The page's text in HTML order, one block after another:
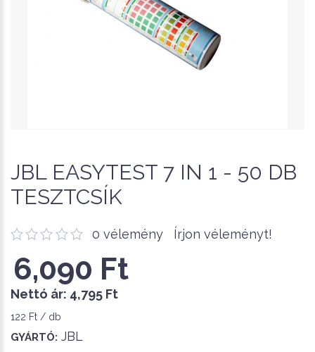
JBL EASYTEST 7 IN 1 - 50 DB
TESZTCSÍK
0 vélemény Írjon véleményt!
6,090 Ft
Nettó ár: 4,795 Ft
122 Ft / db
GYÁRTÓ: JBL